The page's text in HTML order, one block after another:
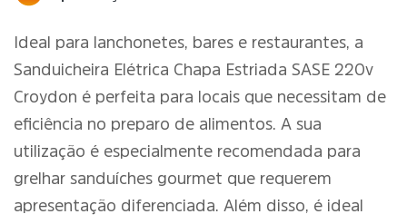
Ideal para lanchonetes, bares e restaurantes, a
Sanduicheira Elétrica Chapa Estriada SASE 220v
Croydon é perfeita para locais que necessitam de
eficiência no preparo de alimentos. A sua
utilização é especialmente recomendada para
grelhar sanduíches gourmet que requerem
apresentação diferenciada. Além disso, é ideal